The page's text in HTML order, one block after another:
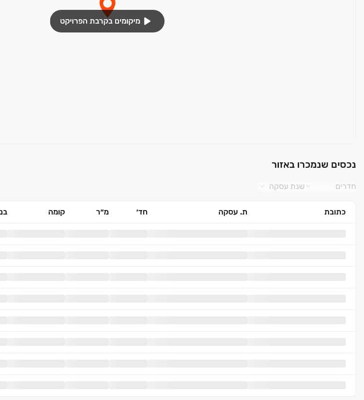
מיקומים בקרבת הפרויקט
נכסים שנמכרו באזור
חדרים שנת עסקה
כתובת ת. עסקה חד׳ מ״ר קומה